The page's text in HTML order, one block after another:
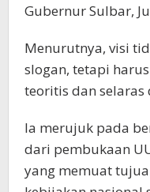
Gubernur Sulbar,
Menurutnya, visi
slogan, tetapi
teoritis dan selaras
Ia merujuk pada
dari pembukaan
yang memuat